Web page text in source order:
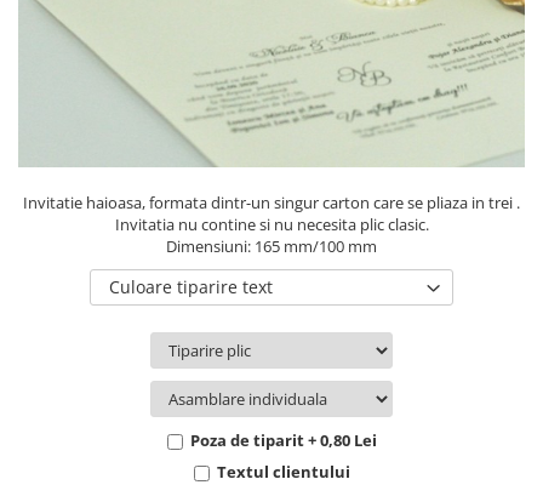
Pachete marturii
Pungi si cutii prajituri
Sticle si borcane
Cutii flori de hartie
Cutii flori de sapun
Cutii flori mixte
Aranjamente tematice
2025 Craciun
2020 Craciun si Anul Nou
2021 Crăciun
Toamna și Halloween
Invitatie haioasa, formata dintr-un singur carton care se pliaza in trei .
Invitatia nu contine si nu necesita plic clasic.
Dimensiuni: 165 mm/100 mm
Culoare tiparire text
Poza de tiparit + 0,80 Lei
Textul clientului